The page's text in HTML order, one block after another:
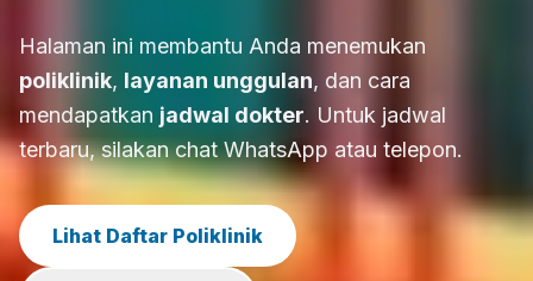
Halaman ini membantu Anda menemukan
poliklinik, layanan unggulan, dan cara
mendapatkan jadwal dokter. Untuk jadwal
terbaru, silakan chat WhatsApp atau telepon.
Lihat Daftar Poliklinik